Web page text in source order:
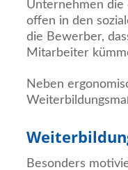
Unternehmen die
offen in den
die Bewerber,
Mitarbeiter
Neben
Besonders